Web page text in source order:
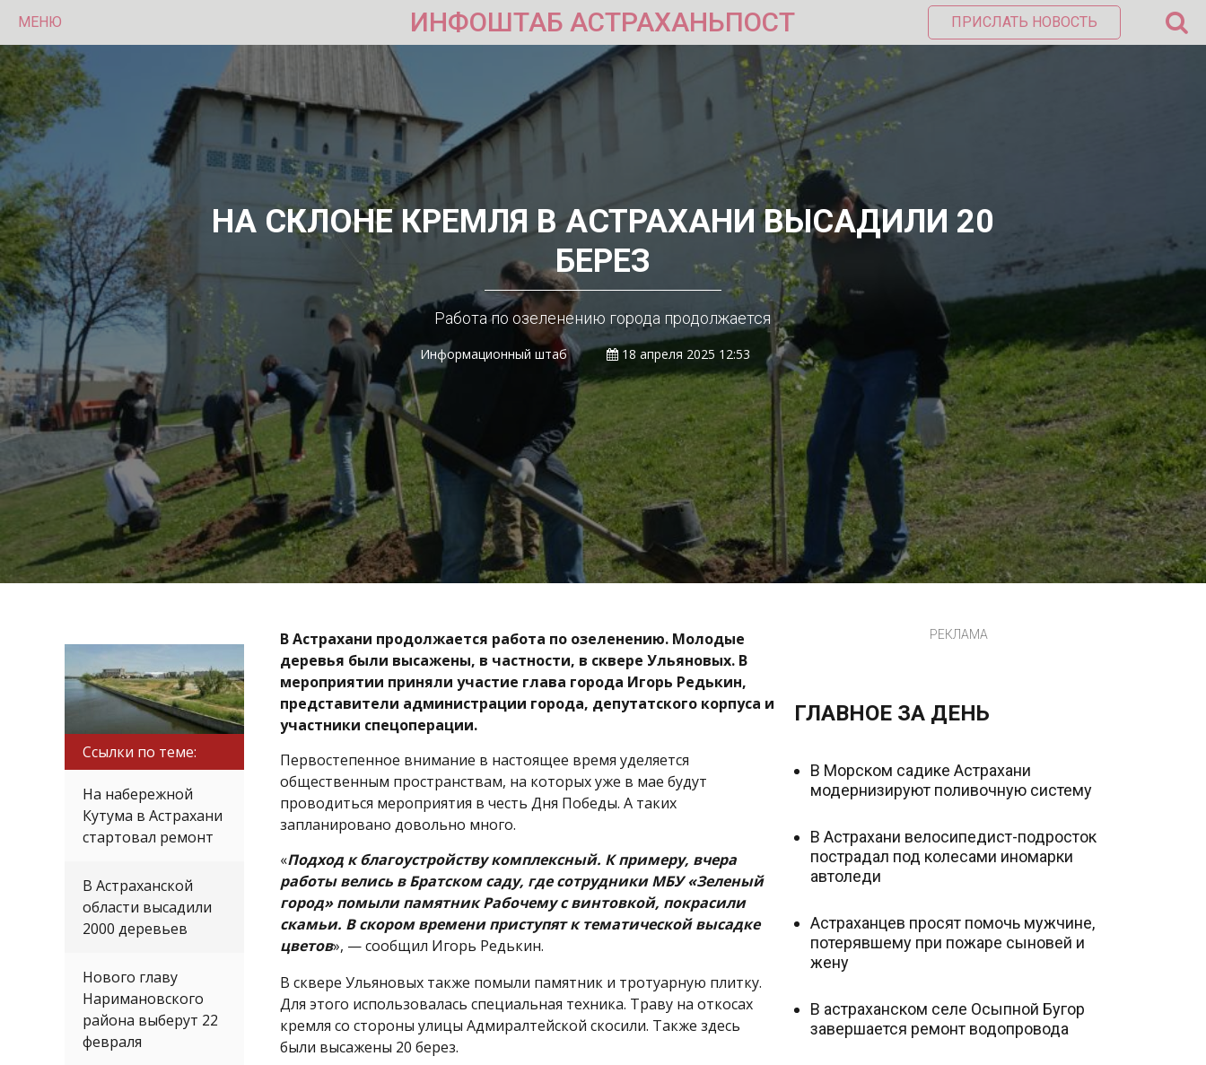
МЕНЮ ИНФОШТАБ АСТРАХАНЬПОСТ ПРИСЛАТЬ НОВОСТЬ
НА СКЛОНЕ КРЕМЛЯ В АСТРАХАНИ ВЫСАДИЛИ 20
БЕРЕЗ
Работа по озеленению города продолжается
Информационный штаб 18 апреля 2025 12:53
Ссылки по теме:
На набережной
Кутума в Астрахани
стартовал ремонт
В Астраханской
области высадили
2000 деревьев
Нового главу
Наримановского
района выберут 22
февраля
В Астрахани продолжается работа по озеленению. Молодые
деревья были высажены, в частности, в сквере Ульяновых. В
мероприятии приняли участие глава города Игорь Редькин,
представители администрации города, депутатского корпуса и
участники спецоперации.
Первостепенное внимание в настоящее время уделяется
общественным пространствам, на которых уже в мае будут
проводиться мероприятия в честь Дня Победы. А таких
запланировано довольно много.
«Подход к благоустройству комплексный. К примеру, вчера
работы велись в Братском саду, где сотрудники МБУ «Зеленый
город» помыли памятник Рабочему с винтовкой, покрасили
скамьи. В скором времени приступят к тематической высадке
цветов», — сообщил Игорь Редькин.
В сквере Ульяновых также помыли памятник и тротуарную плитку.
Для этого использовалась специальная техника. Траву на откосах
кремля со стороны улицы Адмиралтейской скосили. Также здесь
были высажены 20 берез.
РЕКЛАМА
ГЛАВНОЕ ЗА ДЕНЬ
В Морском садике Астрахани
модернизируют поливочную систему
В Астрахани велосипедист-подросток
пострадал под колесами иномарки
автоледи
Астраханцев просят помочь мужчине,
потерявшему при пожаре сыновей и
жену
В астраханском селе Осыпной Бугор
завершается ремонт водопровода